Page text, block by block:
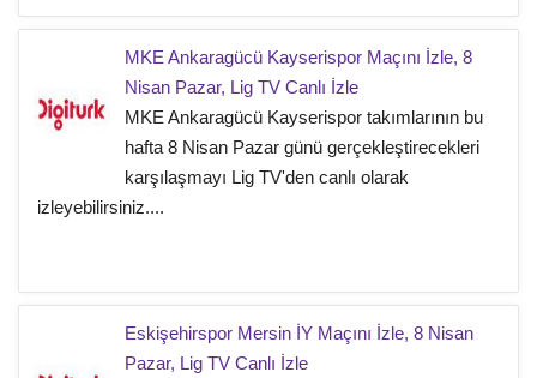
MKE Ankaragücü Kayserispor Maçını İzle, 8
Nisan Pazar, Lig TV Canlı İzle
MKE Ankaragücü Kayserispor takımlarının bu
hafta 8 Nisan Pazar günü gerçekleştirecekleri
karşılaşmayı Lig TV'den canlı olarak
izleyebilirsiniz....
Eskişehirspor Mersin İY Maçını İzle, 8 Nisan
Pazar, Lig TV Canlı İzle